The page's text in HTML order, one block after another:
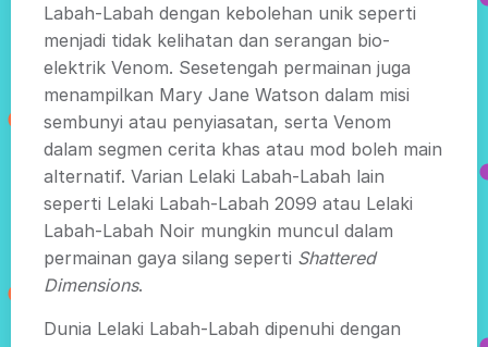
Labah-Labah dengan kebolehan unik seperti
menjadi tidak kelihatan dan serangan bio-
elektrik Venom. Sesetengah permainan juga
menampilkan Mary Jane Watson dalam misi
sembunyi atau penyiasatan, serta Venom
dalam segmen cerita khas atau mod boleh main
alternatif. Varian Lelaki Labah-Labah lain
seperti Lelaki Labah-Labah 2099 atau Lelaki
Labah-Labah Noir mungkin muncul dalam
permainan gaya silang seperti Shattered
Dimensions.
Dunia Lelaki Labah-Labah dipenuhi dengan